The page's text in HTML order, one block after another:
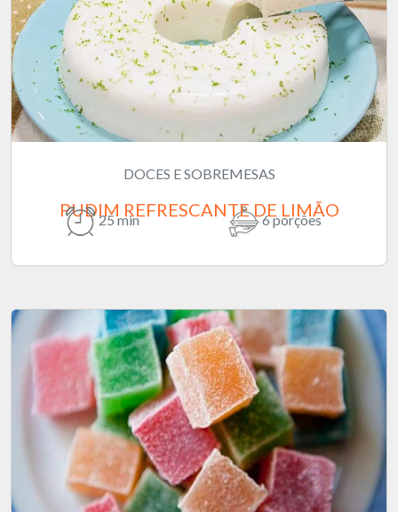
DOCES E SOBREMESAS
PUDIM REFRESCANTE DE LIMÃO
25 min 6 porções